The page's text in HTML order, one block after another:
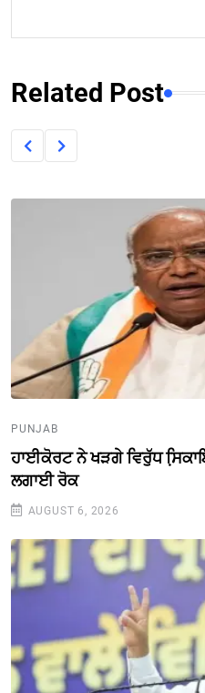
Related Post
PUNJAB
ਹਾਈਕੋਰਟ ਨੇ ਖੜਗੇ ਵਿਰੁੱਧ
ਲਗਾਈ ਰੋਕ
AUGUST 6, 2026